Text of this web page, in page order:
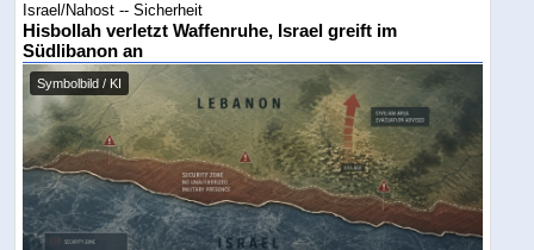
Israel/Nahost -- Sicherheit
Hisbollah verletzt Waffenruhe, Israel greift im
Südlibanon an
Symbolbild / KI